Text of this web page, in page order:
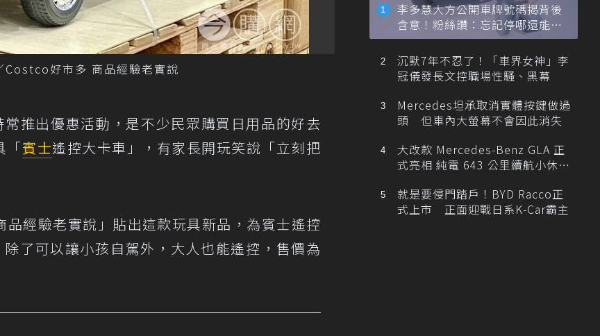
Costco好市多 商品經驗老實說
推出優惠活動，是不少民眾購買日用品的好去
「賓士遙控大卡車」，有家長開玩笑說「立刻把
經驗老實說」 貼出這款玩具新品 ，為賓士遙控
了可以讓小孩自駕外，大人也能遙控，售價為
李多慧大方公開車牌號碼揭背後
含意！粉絲讚：忘記停哪還能幫
忙找車
沉默7年不忍了！「車界女神」李
冠儀發長文控職場性騷、黑幕
Mercedes坦承取消實體按鍵做過
頭 但車內大螢幕不會因此消失
大改款 Mercedes-Benz GLA 正
式亮相 純電 643 公里續航小休
就是要侵門踏戶！BYD Racco正
式上市 正面迎戰日系K-Car霸主